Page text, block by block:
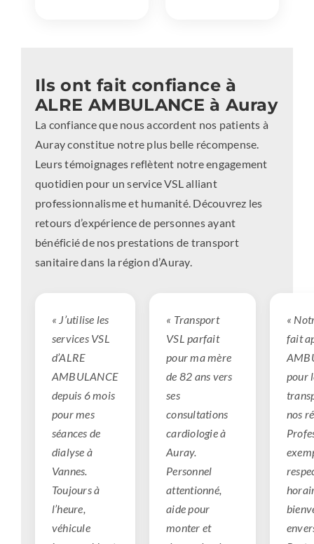
Ils ont fait confiance à
ALRE AMBULANCE à Auray
La confiance que nous accordent nos patients à
Auray constitue notre plus belle récompense.
Leurs témoignages reflètent notre engagement
quotidien pour un service VSL alliant
professionnalisme et humanité. Découvrez les
retours d’expérience de personnes ayant
bénéficié de nos prestations de transport
sanitaire dans la région d’Auray.
« J’utilise les
services VSL
d’ALRE
AMBULANCE
depuis 6 mois
pour mes
séances de
dialyse à
Vannes.
Toujours à
l’heure,
véhicule
« Transport
VSL parfait
pour ma mère
de 82 ans vers
ses
consultations
cardiologie à
Auray.
Personnel
attentionné,
aide pour
monter et
«
fait
pour
nos